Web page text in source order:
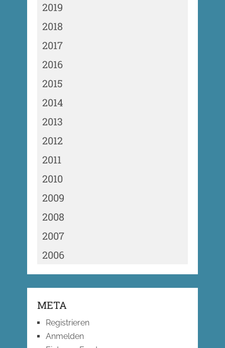
2019
2018
2017
2016
2015
2014
2013
2012
2011
2010
2009
2008
2007
2006
META
Registrieren
Anmelden